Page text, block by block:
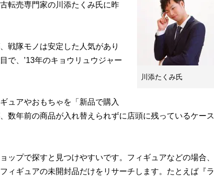
川添たくみ氏
転売専門家の川添たくみ氏に昨
戦隊モノは安定した人気があり
で、’13年のキョウリュウジャー
ュアやおもちゃを「新品で購入
数年前の商品が入れ替えられずに店頭に残っているケース
ップで探すと見つけやすいです。フィギュアなどの場合、
ィギュアの未開封品だけをリサーチします。たとえば『ラ